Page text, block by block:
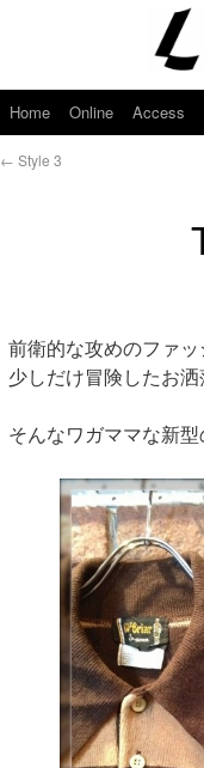
Home Online Access
← Style 3
前衛的な攻めのファッ
少しだけ冒険したお洒
そんなワガママな新型